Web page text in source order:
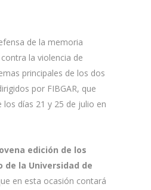
de la memoria
la violencia de
principales de los dos
por FIBGAR, que
días 21 y 25 de julio en
edición de los
de la Universidad de
en esta ocasión contará